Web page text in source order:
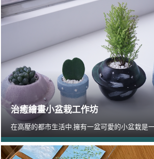
治癒繪畫小盆栽工作坊
在高壓的都市生活中,擁有一盆可愛的小盆栽是一